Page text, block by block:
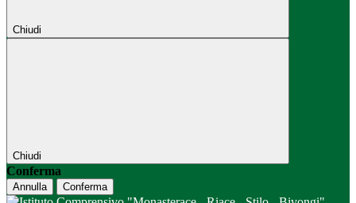
Chiudi
Chiudi
Conferma
Annulla Conferma